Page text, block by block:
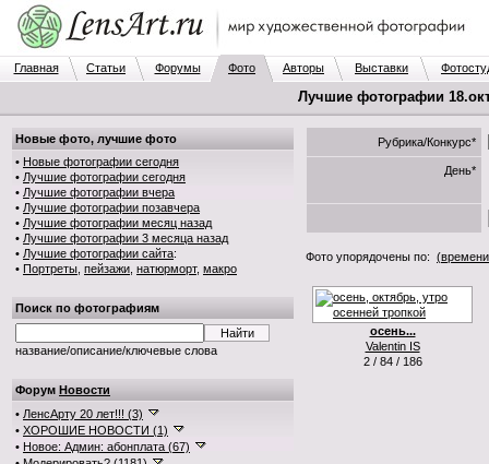
Главная Статьи Форумы Фото Авторы Выставки
Лучшие фотографии
Новые фото, лучшие фото
• Новые фотографии сегодня
• Лучшие фотографии сегодня
• Лучшие фотографии вчера
• Лучшие фотографии позавчера
• Лучшие фотографии месяц назад
• Лучшие фотографии 3 месяца назад
• Лучшие фотографии сайта:
• Портреты пейзажи натюрморт, макро
Поиск по фотографиям
название/описание/ключевые слова
Форум Новости
• ЛенсАрту 20 лет!!! (3)
• ХОРОШИЕ НОВОСТИ (1)
• Новое: Админ: абонплата (67)
Рубрика/Конкурс*
День*
Фото упорядочены по: (времени
осень...
Valentin IS
2 / 84 / 186